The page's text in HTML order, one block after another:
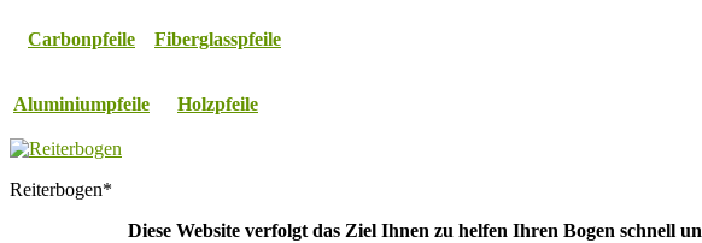
Carbonpfeile Fiberglasspfeile
Aluminiumpfeile Holzpfeile
Reiterbogen*
Diese Website verfolgt das Ziel Ihnen zu helfen Ihren Bogen schnell